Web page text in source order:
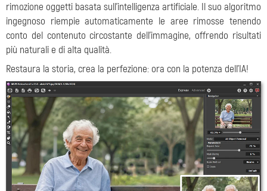
rimozione oggetti basata sull'intelligenza artificiale. Il suo algoritmo
ingegnoso riempie automaticamente le aree rimosse tenendo
conto del contenuto circostante dell'immagine, offrendo risultati
più naturali e di alta qualità.
Restaura la storia, crea la perfezione: ora con la potenza dell'IA!